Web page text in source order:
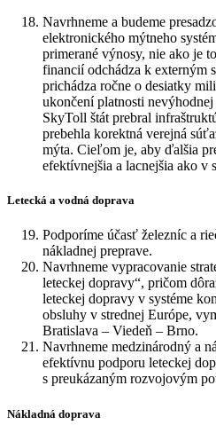
Navrhneme a budeme
elektronického mýtneho
primerané výnosy, nie ako je
financií odchádza k externým
prichádza ročne o desiatky
ukončení platnosti
SkyToll štát prebral
prebehla korektná verejná
mýta. Cieľom je, aby ďalšia
efektívnejšia a lacnejšia ako v
Letecká a vodná doprava
Podporíme účasť železníc a
nákladnej preprave.
Navrhneme vypracovanie
leteckej dopravy“, pričom
leteckej dopravy v systéme
obsluhy v strednej Európe,
Bratislava – Viedeň – Brno.
Navrhneme medzinárodný a
efektívnu podporu leteckej
s preukázaným rozvojovým
Nákladná doprava